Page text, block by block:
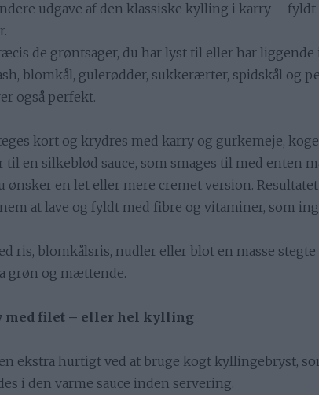
udgave af den klassiske kylling i karry –
de grøntsager, du har lyst til eller har
blomkål, gulerødder, sukkerærter, spidskål og
også perfekt.
kort og krydres med karry og gurkemeje,
til en silkeblød sauce, som smages til med enten
ønsker en let eller mere cremet version.
at lave og fyldt med fibre og vitaminer, som
ris, blomkålsris, nudler eller blot en masse
grøn og mættende.
med filet – eller hel kylling
ekstra hurtigt ved at bruge kogt kyllingebryst,
i den varme sauce inden servering.